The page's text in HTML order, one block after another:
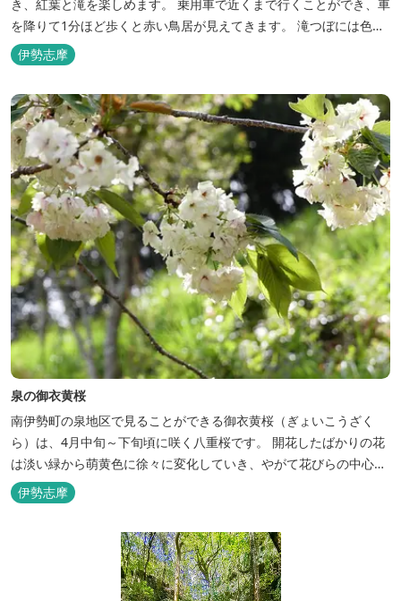
き、紅葉と滝を楽しめます。 乗用車で近くまで行くことができ、車
を降りて1分ほど歩くと赤い鳥居が見えてきます。 滝つぼには色と
りどりの石が落ちていてとても綺麗。 昔々は雨ごいがおこなわれる
神聖な場所でした。滝つぼでふんどしを洗うことによって、そのケ
ガレにより雨がもらえるとされ、土地にはそのような民話も息づき
ます。 ※...
伊勢志摩
泉の御衣黄桜
南伊勢町の泉地区で見ることができる御衣黄桜（ぎょいこうざく
ら）は、4月中旬～下旬頃に咲く八重桜です。 開花したばかりの花
は淡い緑から萌黄色に徐々に変化していき、やがて花びらの中心部
が赤く染まっていくのが特徴です。 「御衣」とは、貴族の着物のこ
とを意味し、緑色の花びらが平安時代の貴族の衣服の「萌黄色」に
近いことが由来です。 泉の集落の奥に位置し、道が大変狭くなって
伊勢志摩